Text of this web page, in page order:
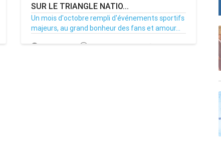
SUR LE TRIANGLE NATIO...
Un mois d'octobre rempli d'événements sportifs
majeurs, au grand bonheur des fans et amour...
18/09/22 Par MenouActu 0